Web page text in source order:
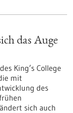
das Auge
King’s College
mit
des
sich auch